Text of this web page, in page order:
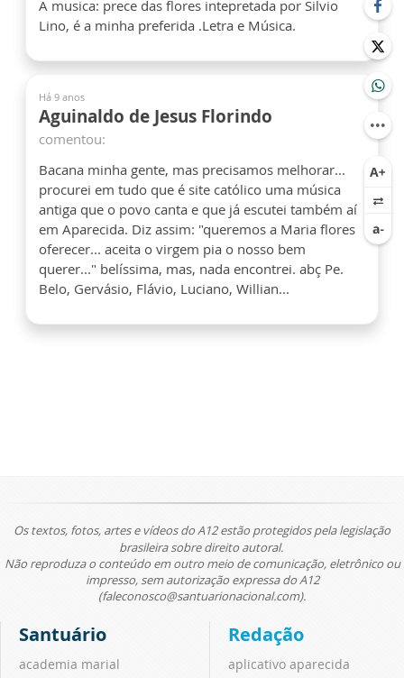
A musica: prece das flores intepretada por Silvio
Lino, é a minha preferida .Letra e Música.
Há 9 anos
Aguinaldo de Jesus Florindo
comentou:
Bacana minha gente, mas precisamos melhorar...
procurei em tudo que é site católico uma música
antiga que o povo canta e que já escutei também aí
em Aparecida. Diz assim: "queremos a Maria flores
oferecer... aceita o virgem pia o nosso bem
querer..." belíssima, mas, nada encontrei. abç Pe.
Belo, Gervásio, Flávio, Luciano, Willian...
Os textos, fotos, artes e vídeos do A12 estão protegidos pela legislação
brasileira sobre direito autoral.
Não reproduza o conteúdo em outro meio de comunicação, eletrônico ou
impresso, sem autorização expressa do A12
(faleconosco@santuarionacional.com).
Santuário
academia marial
Redação
aplicativo aparecida